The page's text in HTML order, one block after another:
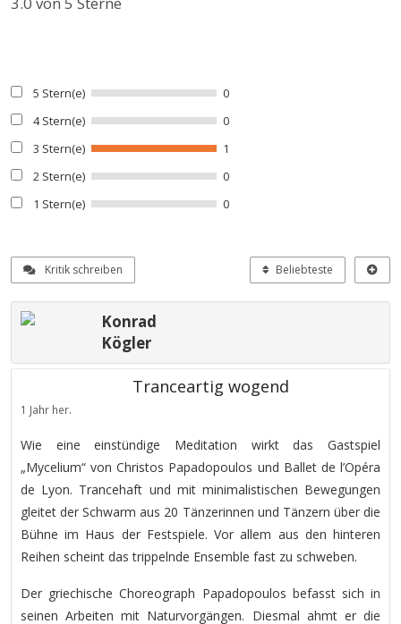
5 Stern(e)
0
4 Stern(e)
0
3 Stern(e)
1
2 Stern(e)
0
1 Stern(e)
0
Kritik schreiben Beliebteste
Konrad
Kögler
Tranceartig wogend
1 Jahr her.
Wie eine einstündige Meditation wirkt das Gastspiel
„Mycelium“ von Christos Papadopoulos und Ballet de l’Opéra
de Lyon. Trancehaft und mit minimalistischen Bewegungen
gleitet der Schwarm aus 20 Tänzerinnen und Tänzern über die
Bühne im Haus der Festspiele. Vor allem aus den hinteren
Reihen scheint das trippelnde Ensemble fast zu schweben.
Der griechische Choreograph Papadopoulos befasst sich in
seinen Arbeiten mit Naturvorgängen. Diesmal ahmt er die